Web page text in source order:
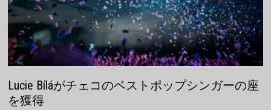
Lucie Bíláがチェコのベストポップシンガーの座
を獲得